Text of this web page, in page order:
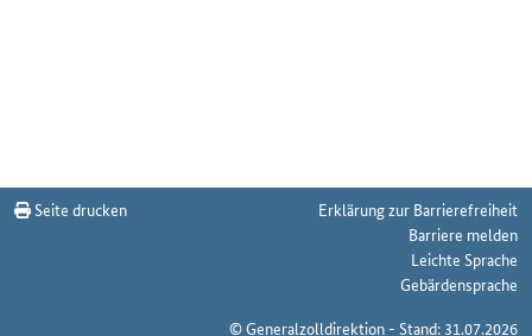
Seite drucken
Erklärung zur Barrierefreiheit
Barriere melden
Leichte Sprache
Gebärdensprache
© Generalzolldirektion - Stand: 31.07.2026